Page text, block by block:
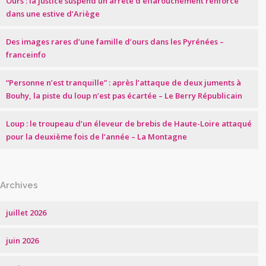
dans une estive d’Ariège
Des images rares d’une famille d’ours dans les Pyrénées –
franceinfo
“Personne n’est tranquille” : après l’attaque de deux juments à
Bouhy, la piste du loup n’est pas écartée – Le Berry Républicain
Loup : le troupeau d’un éleveur de brebis de Haute-Loire attaqué
pour la deuxième fois de l’année – La Montagne
Archives
juillet 2026
juin 2026